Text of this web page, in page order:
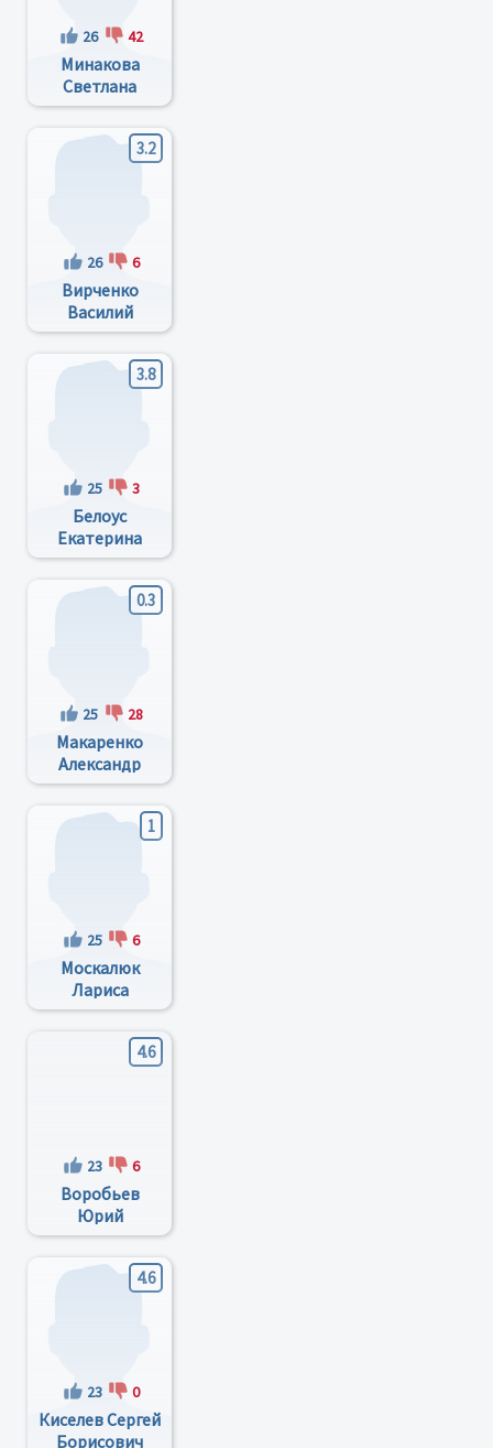
26 42
Минакова
Светлана
Михайловна
3.2
26 6
Вирченко
Василий
Власович
3.8
25 3
Белоус
Екатерина
Викторовна
0.3
25 28
Макаренко
Александр
Евгеньевич
1
25 6
Москалюк
Лариса
Владимировна
4.6
23 6
Воробьев
Юрий
Леонидович
4.6
23 0
Киселев Сергей
Борисович